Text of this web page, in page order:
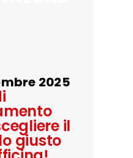
2025
il
giusto